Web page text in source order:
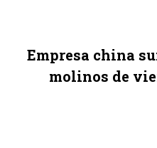
Empresa china
molinos de